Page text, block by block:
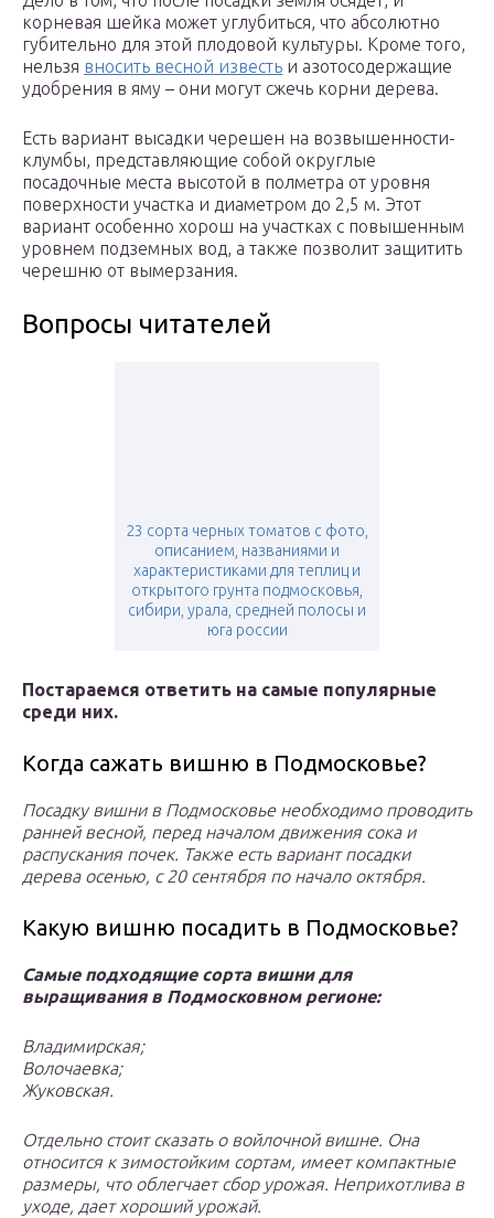
корневая шейка может углубиться, что абсолютно
губительно для этой плодовой культуры. Кроме того,
нельзя вносить весной известь и азотосодержащие
удобрения в яму – они могут сжечь корни дерева.
Есть вариант высадки черешен на возвышенности-
клумбы, представляющие собой округлые
посадочные места высотой в полметра от уровня
поверхности участка и диаметром до 2,5 м. Этот
вариант особенно хорош на участках с повышенным
уровнем подземных вод, а также позволит защитить
черешню от вымерзания.
Вопросы читателей
23 сорта черных томатов с фото,
описанием, названиями и
характеристиками для теплиц и
открытого грунта подмосковья,
сибири, урала, средней полосы и
юга россии
Постараемся ответить на самые популярные
среди них.
Когда сажать вишню в Подмосковье?
Посадку вишни в Подмосковье необходимо проводить
ранней весной, перед началом движения сока и
распускания почек. Также есть вариант посадки
дерева осенью, с 20 сентября по начало октября.
Какую вишню посадить в Подмосковье?
Самые подходящие сорта вишни для
выращивания в Подмосковном регионе:
Владимирская;
Волочаевка;
Жуковская.
Отдельно стоит сказать о войлочной вишне. Она
относится к зимостойким сортам, имеет компактные
размеры, что облегчает сбор урожая. Неприхотлива в
уходе, дает хороший урожай.